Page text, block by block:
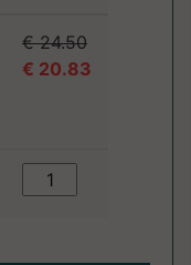
€ 24.50
€ 20.83